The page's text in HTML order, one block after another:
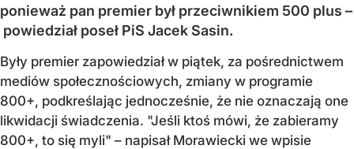
ponieważ pan premier był przeciwnikiem 500 plus –
powiedział poseł PiS Jacek Sasin.
Były premier zapowiedział w piątek, za pośrednictwem
mediów społecznościowych, zmiany w programie
800+, podkreślając jednocześnie, że nie oznaczają one
likwidacji świadczenia. "Jeśli ktoś mówi, że zabieramy
800+, to się myli" – napisał Morawiecki we wpisie